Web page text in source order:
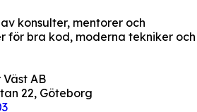
konsulter, mentorer och
för bra kod, moderna tekniker och
AB
22, Göteborg